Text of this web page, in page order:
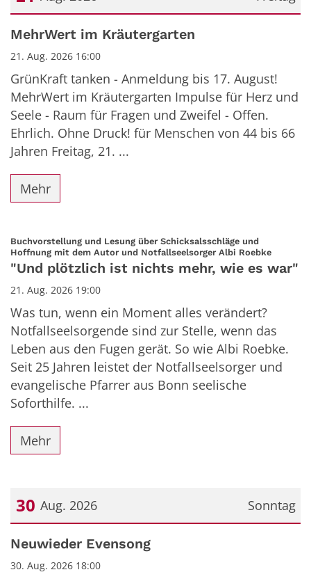
Datum: 21. August 2026
MehrWert im Kräutergarten
21. Aug. 2026 16:00
GrünKraft tanken - Anmeldung bis 17. August!
MehrWert im Kräutergarten Impulse für Herz und
Seele - Raum für Fragen und Zweifel - Offen.
Ehrlich. Ohne Druck! für Menschen von 44 bis 66
Jahren Freitag, 21. ...
Mehr
Buchvorstellung und Lesung über Schicksalsschläge und
Hoffnung mit dem Autor und Notfallseelsorger Albi Roebke:
"Und plötzlich ist nichts mehr, wie es war"
21. Aug. 2026 19:00
Was tun, wenn ein Moment alles verändert?
Notfallseelsorgende sind zur Stelle, wenn das
Leben aus den Fugen gerät. So wie Albi Roebke.
Seit 25 Jahren leistet der Notfallseelsorger und
evangelische Pfarrer aus Bonn seelische
Soforthilfe. ...
Mehr
Sonntag
30 Aug. 2026
Datum: 30. August 2026
Neuwieder Evensong
30. Aug. 2026 18:00